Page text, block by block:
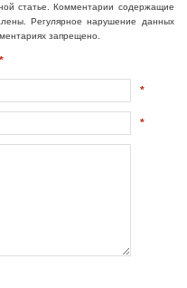
статье. Комментарии содержащие
Регулярное нарушение данных
запрещено.
*
*
*